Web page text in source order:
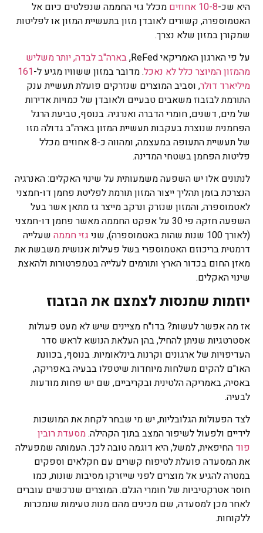
היא שכ-10-8 אחוזים
מכלל גזי החממה שנפלטים כיום אל
האטמוספרה, קשורים לאובדן מזון בתעשיית המזון או לפליטות
שמקורן במזון שלא נצרך.
על פי הארגון האמריקאי ReFed,
בארה"ב לבדה, יותר משליש
מהמזון המיוצר כלל לא נאכל. מדובר במזון ששוויו מגיע ל-161
מיליארד דולר, וסביב המוצרים שנזרקים פועלת תעשיית ענק
התורמת לבזבוז משאבים טבעיים ולאובדן של כמויות אדירות
של מים, דשנים, חומרי הדברה ואנרגיה. בנוסף, טביעת הרגל
הפחמנית שנוצרת בעקבות תעשיית המזון בארה"ב גדולה מזו
של תעשיית התעופה במעצמה, ומהווה כ-8 אחוזים מכלל
פליטות הפחמן בשטחי המדינה.
לנתונים אלו יש השפעה משמעותית על שינוי האקלים: האנרגיה
הנצרכת בזמן תהליך ייצור המזון תורמת לפליטת פחמן דו-חמצני
לאטמוספרה, והמזון שנזרק ונרקב מייצר גז מתאן אשר בעל
השפעה חזקה פי 30 על אפקט החממה מאשר פחמן דו-חמצני
(לאורך 100 שנות שהות באטמוספרה), שני
גזי חממהשעלייה
דרמטית בריכוזם האטמוספרי בשל פעילות אנושית משבשת את
מאזן החום בכדור הארץ ותורמים לעלייה בטמפרטורות ולהאצת
שינוי האקלים.
יוזמות שמנסות לצמצם את הבזבוז
אז מה אפשר לעשות? בדו"ח מציינים שיש לא מעט פעולות
אסטרטגיות שניתן להחיל, בהן העלאת הנושא לראש סדר
העדיפויות של ארגונים וקרנות בינלאומיות. בנוסף, בכוונת
האו"ם להקים משלחות מיוחדות שיטפלו בבעיה באפריקה,
באסיה, באמריקה הלטינית ובקריביים, שם יש פחות מודעות
לבעיה.
לצד הפעולות הגלובליות, יש מי שבחר לקחת את המושכות
לידיים ולפעול לשיפור המצב בתוך הקהילה.מסעדת רובין
פוד החיפאית, למשל, היא דוגמה טובה לכך. העמותה שמפעילה
את המסעדה פועלת לטיפוח קשרים עם חקלאים וספקים
במטרה להגיע אל מוצרים לפני שייזרקו מסיבות שונות, כמו
חוסר אטרקטיביות של חומרי הגלם. המוצרים שנרכשים עוברים
לאחר מכן למסעדה, שם מכינים מהם מנות טעימות שנמכרות
ללקוחות.